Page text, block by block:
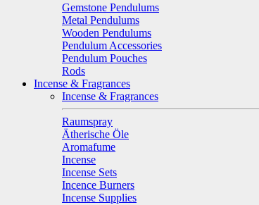
Gemstone Pendulums
Metal Pendulums
Wooden Pendulums
Pendulum Accessories
Pendulum Pouches
Rods
Incense & Fragrances
Incense & Fragrances
Raumspray
Ätherische Öle
Aromafume
Incense
Incense Sets
Incence Burners
Incense Supplies